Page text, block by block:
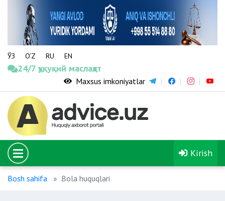
ЎЗ O‘Z RU EN
24/7 ҳуқуқий маслаҳат
Maxsus imkoniyatlar
Kirish
Bosh sahifa Bola huquqlari